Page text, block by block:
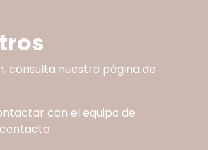
consulta nuestra página de
con el equipo de